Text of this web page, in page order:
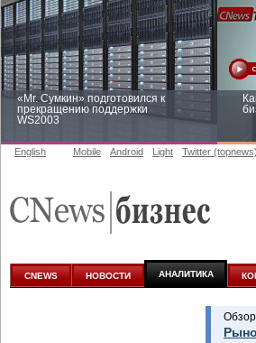
«Mr. Сумкин» подготовился к
прекращению поддержки
WS2003
аналитике
English Mobile Android Light Twitter (topnews)
CNEWS НОВОСТИ АНАЛИТИКА
Обзор